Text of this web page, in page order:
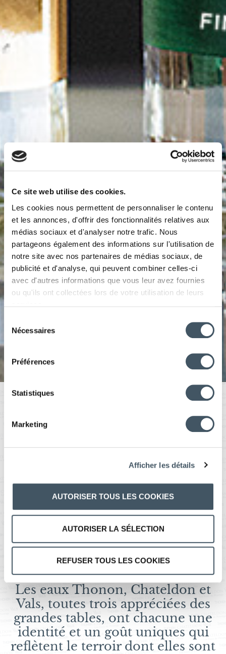
Ce site web utilise des cookies.
Les cookies nous permettent de personnaliser le contenu
et les annonces, d'offrir des fonctionnalités relatives aux
médias sociaux et d'analyser notre trafic. Nous
partageons également des informations sur l'utilisation de
notre site avec nos partenaires de médias sociaux, de
publicité et d'analyse, qui peuvent combiner celles-ci
avec d'autres informations que vous leur avez fournies
ou qu'ils ont collectées lors de votre utilisation de leurs
consentement
Nécessaires
Préférences
Statistiques
Marketing
Afficher les détails
AUTORISER TOUS LES COOKIES
AUTORISER LA SÉLECTION
REFUSER TOUS LES COOKIES
Les Eaux de
Prestige
Les eaux minérales naturelles font
partie intégrante de notre
patrimoine et participent au
rayonnement de notre culture
gastronomique française.
Les eaux Thonon, Chateldon et
Vals, toutes trois appréciées des
grandes tables, ont chacune une
identité et un goût uniques qui
reflètent le terroir dont elles sont